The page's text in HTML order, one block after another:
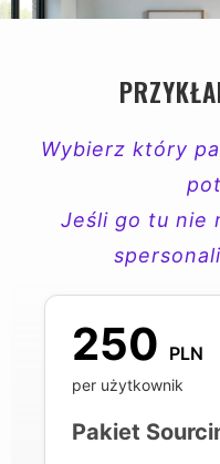
Wybierz który
Jeśli go tu nie
250 PLN
per użytkownik
Pakiet